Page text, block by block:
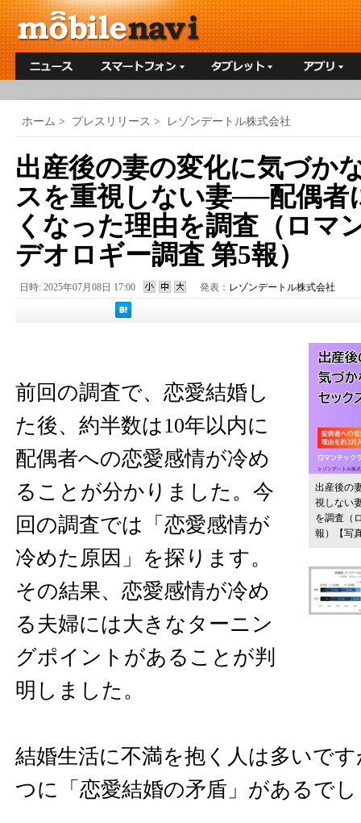
ホーム > プレスリリース > レゾンデートル株式会社
出産後の妻の変化に気づか
スを重視しない妻──配偶者
くなった理由を調査（ロマ
デオロギー調査 第5報）
日時: 2025年07月08日 17:00 発表： レゾンデートル株式会社
出産後の
視しない
を調査（
報）
【写
前回の調査で、恋愛結婚し
た後、約半数は10年以内に
配偶者への恋愛感情が冷め
ることが分かりました。今
回の調査では「恋愛感情が
冷めた原因」を探ります。
その結果、恋愛感情が冷め
る夫婦には大きなターニン
グポイントがあることが判
明しました。
結婚生活に不満を抱く人は多いで
つに「恋愛結婚の矛盾」があるで